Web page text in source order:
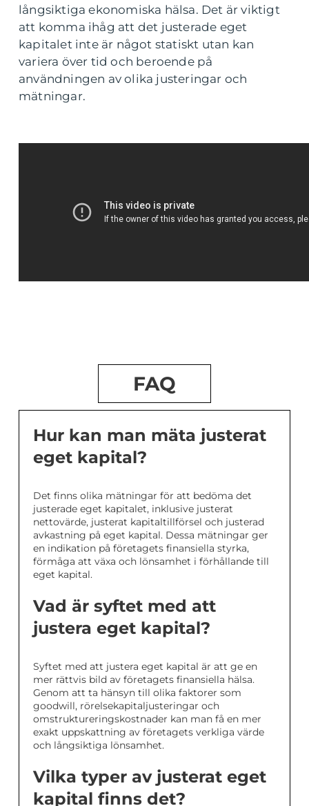
långsiktiga ekonomiska hälsa. Det är viktigt
att komma ihåg att det justerade eget
kapitalet inte är något statiskt utan kan
variera över tid och beroende på
användningen av olika justeringar och
mätningar.
FAQ
Hur kan man mäta justerat
eget kapital?
Det finns olika mätningar för att bedöma det
justerade eget kapitalet, inklusive justerat
nettovärde, justerat kapitaltillförsel och justerad
avkastning på eget kapital. Dessa mätningar ger
en indikation på företagets finansiella styrka,
förmåga att växa och lönsamhet i förhållande till
eget kapital.
Vad är syftet med att
justera eget kapital?
Syftet med att justera eget kapital är att ge en
mer rättvis bild av företagets finansiella hälsa.
Genom att ta hänsyn till olika faktorer som
goodwill, rörelsekapitaljusteringar och
omstruktureringskostnader kan man få en mer
exakt uppskattning av företagets verkliga värde
och långsiktiga lönsamhet.
Vilka typer av justerat eget
kapital finns det?